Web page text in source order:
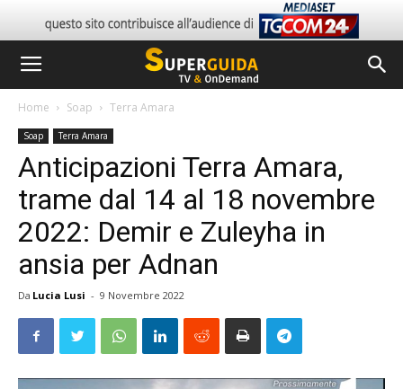
Home Soap Terra Amara
Soap Terra Amara
Anticipazioni Terra Amara,
trame dal 14 al 18 novembre
2022: Demir e Zuleyha in
ansia per Adnan
Da Lucia Lusi - 9 Novembre 2022